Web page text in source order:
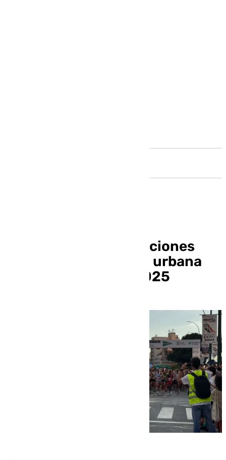
Consulta las clasificaciones
oficiales de la carrera urbana
‘Ciudad de Málaga’ 2025